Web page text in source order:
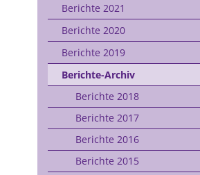
Berichte 2021
Berichte 2020
Berichte 2019
Berichte-Archiv
Berichte 2018
Berichte 2017
Berichte 2016
Berichte 2015